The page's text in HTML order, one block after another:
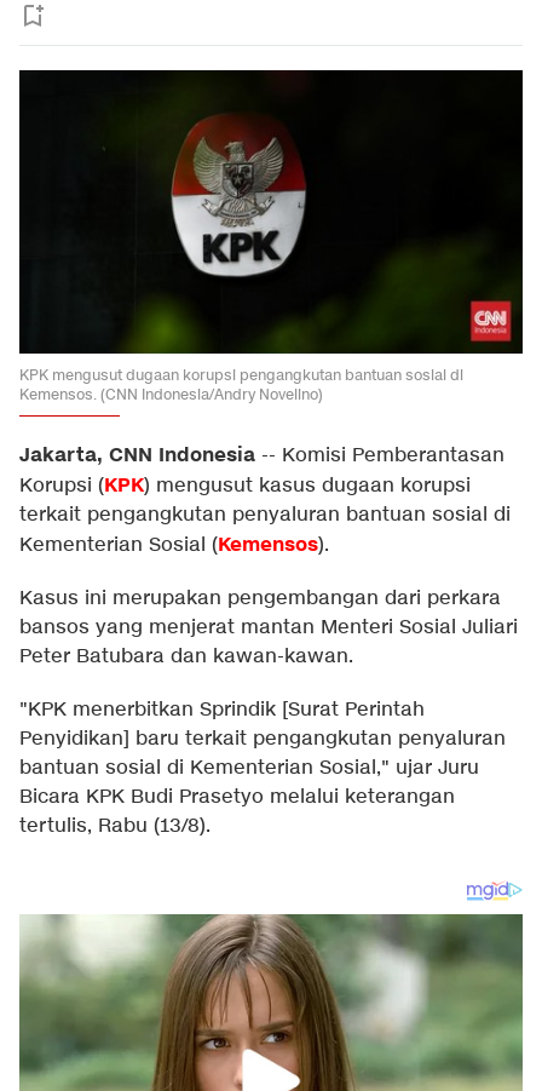
KPK mengusut dugaan korupsi pengangkutan bantuan sosial di
Kemensos. (CNN Indonesia/Andry Novelino)
Jakarta, CNN Indonesia -- Komisi Pemberantasan
Korupsi (KPK) mengusut kasus dugaan korupsi
terkait pengangkutan penyaluran bantuan sosial di
Kementerian Sosial (Kemensos).
Kasus ini merupakan pengembangan dari perkara
bansos yang menjerat mantan Menteri Sosial Juliari
Peter Batubara dan kawan-kawan.
"KPK menerbitkan Sprindik [Surat Perintah
Penyidikan] baru terkait pengangkutan penyaluran
bantuan sosial di Kementerian Sosial," ujar Juru
Bicara KPK Budi Prasetyo melalui keterangan
tertulis, Rabu (13/8).